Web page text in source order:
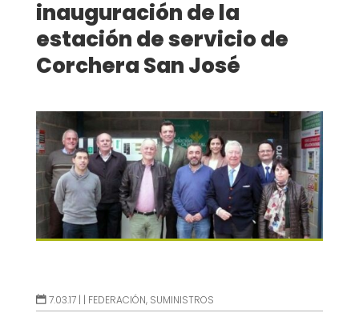
inauguración de la
estación de servicio de
Corchera San José
7.03.17 | | FEDERACIÓN, SUMINISTROS